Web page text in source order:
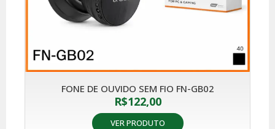
FONE DE OUVIDO SEM FIO FN-GB02
R$122,00
VER PRODUTO